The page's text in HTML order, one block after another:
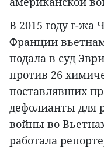
В 2015 году г-жа
Франции
подала в суд
против 26
поставлявших
дефолианты для
войны во
работала